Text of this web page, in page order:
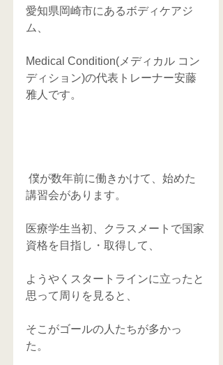
愛知県岡崎市にあるボディケアジ
ム、
Medical Condition(メディカル コン
ディション)の代表トレーナー安藤
雅人です。
講習会があります。
医療学生当初、クラスメートで国家
資格を目指し・取得して、
ようやくスタートラインに立ったと
思って周りを見ると、
そこがゴールの人たちが多かっ
た。